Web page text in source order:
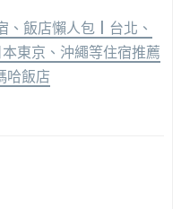
、飯店懶人包 | 台北、
東京、沖繩等住宿推薦
哈飯店